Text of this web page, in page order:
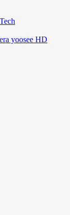
yoosee HD